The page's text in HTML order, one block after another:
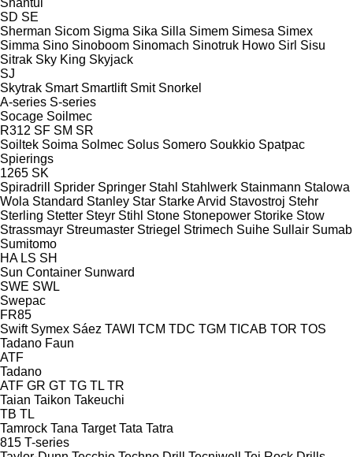
SD SE
Sherman Sicom Sigma Sika Silla Simem Simesa Simex
Simma Sino Sinoboom Sinomach Sinotruk Howo Sirl Sisu
Sitrak Sky King Skyjack
SJ
Skytrak Smart Smartlift Smit Snorkel
A-series S-series
Socage Soilmec
R312 SF SM SR
Soiltek Soima Solmec Solus Somero Soukkio Spatpac
Spierings
1265 SK
Spiradrill
Sprider Springer Stahl Stahlwerk Stainmann Stalowa
Wola Standard Stanley Star Starke Arvid Stavostroj Stehr
Sterling Stetter Steyr Stihl Stone Stonepower Storike Stow
Strassmayr Streumaster Striegel Strimech Suihe Sullair Sumab
Sumitomo
HA LS SH
Sun Container Sunward
SWE SWL
Swepac
FR85
Swift Symex Sáez TAWI TCM TDC TGM TICAB TOR TOS
Tadano Faun
ATF
Tadano
ATF GR GT TG TL TR
Taian Taikon Takeuchi
TB TL
Tamrock Tana Target Tata Tatra
815 T-series